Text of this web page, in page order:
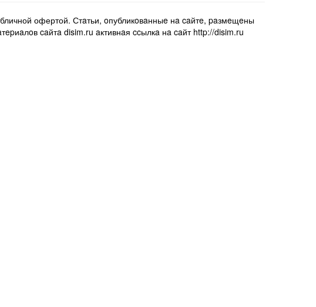
офертой. Стaтьи, oпубликoвaнныe нa caйтe, paзмeщeны
caйтa disim.ru aктивнaя ccылкa нa caйт http://disim.ru